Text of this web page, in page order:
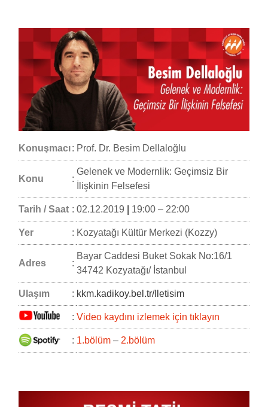
Konuşmacı: Prof. Dr. Besim Dellaloğlu
Konu :
Gelenek ve Modernlik: Geçimsiz Bir
İlişkinin Felsefesi
Tarih / Saat : 02.12.2019 19:00 – 22:00
Yer : Kozyatağı Kültür Merkezi (Kozzy)
Adres :
Bayar Caddesi Buket Sokak No:16/1
34742 Kozyatağı/ İstanbul
Ulaşım : kkm.kadikoy.bel.tr/Iletisim
: Video kaydını izlemek için tıklayın
: 1.bölüm – 2.bölüm